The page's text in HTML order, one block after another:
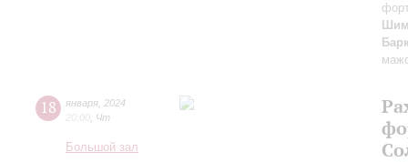
18 января 2024
20:00 Чт
Большой зал